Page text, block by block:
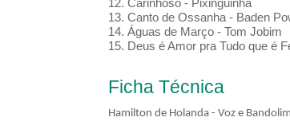
12. Carinhoso - Pixinguinha
13. Canto de Ossanha - Baden
14. Águas de Março - Tom Jobim
15. Deus é Amor pra Tudo que é
Ficha Técnica
Hamilton de Holanda - Voz e Bandolim